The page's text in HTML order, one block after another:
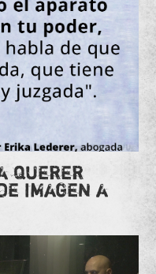
querer
imagen a